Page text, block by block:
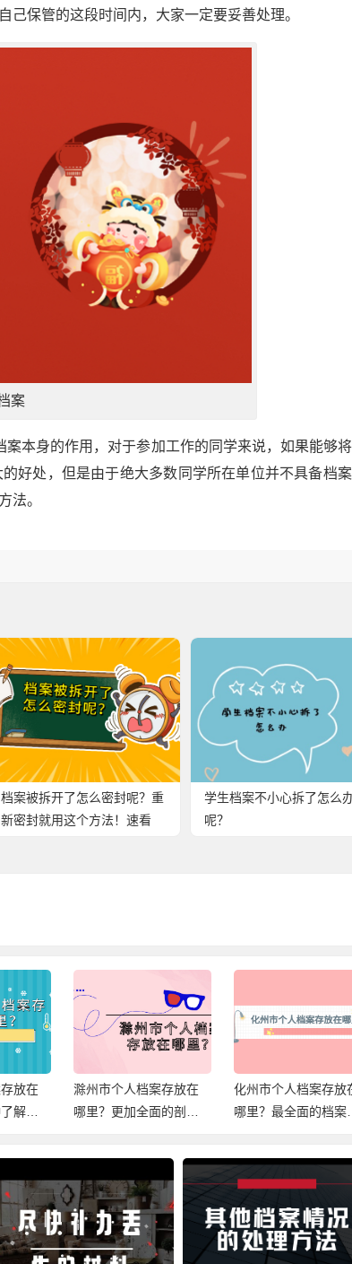
保管的这段时间内，大家一定要妥善处理。
案
本身的作用，对于参加工作的同学来说，如果能够
好处，但是由于绝大多数同学所在单位并不具备档
法。
档案被拆开了怎么密封呢？重
新密封就用这个方法！速看
学生档案不小心拆了怎么
呢？
放在
解档
滁州市个人档案存放在
哪里？更加全面的剖析
化州市个人档案存放
哪里？最全面的档案